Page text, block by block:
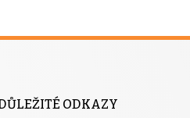
ODKAZY